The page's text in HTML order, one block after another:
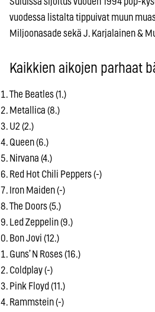
vuodessa listalta tippuivat muun
Miljoonasade sekä J. Karjalainen &
Kaikkien aikojen parhaat
The Beatles (1.)
Metallica (8.)
U2 (2.)
Queen (6.)
Nirvana (4.)
Red Hot Chili Peppers (-)
Iron Maiden (-)
The Doors (5.)
Led Zeppelin (9.)
Bon Jovi (12.)
Guns’ N Roses (16.)
Coldplay (-)
Pink Floyd (11.)
Rammstein (-)